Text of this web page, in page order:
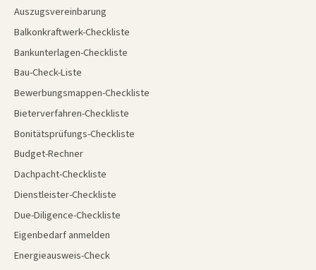
Auszugsvereinbarung
Balkonkraftwerk-Checkliste
Bankunterlagen-Checkliste
Bau-Check-Liste
Bewerbungsmappen-Checkliste
Bieterverfahren-Checkliste
Bonitätsprüfungs-Checkliste
Budget-Rechner
Dachpacht-Checkliste
Dienstleister-Checkliste
Due-Diligence-Checkliste
Eigenbedarf anmelden
Energieausweis-Check